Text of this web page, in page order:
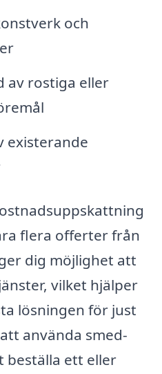
och
av rostiga eller
existerande
flera offerter från
dig möjlighet att
vilket hjälper
lösningen för just
använda smed-
beställa ett eller